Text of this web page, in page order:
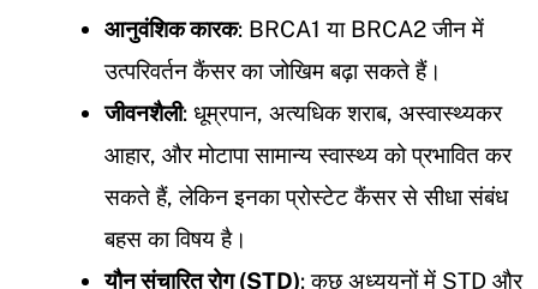
आनुवंशिक कारक: BRCA1 या BRCA2 जीन में
उत्परिवर्तन कैंसर का जोखिम बढ़ा सकते हैं।
जीवनशैली: धूम्रपान, अत्यधिक शराब, अस्वास्थ्यकर
आहार, और मोटापा सामान्य स्वास्थ्य को प्रभावित कर
सकते हैं, लेकिन इनका प्रोस्टेट कैंसर से सीधा संबंध
बहस का विषय है।
यौन संचारित रोग (STD): कुछ अध्ययनों में STD और